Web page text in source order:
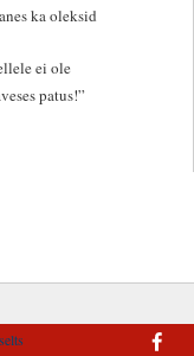
ka oleksid
ei ole
patus!”